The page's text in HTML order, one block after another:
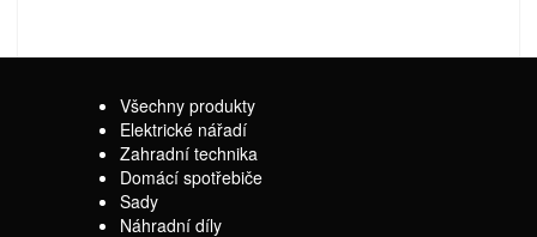
Všechny produkty
Elektrické nářadí
Zahradní technika
Domácí spotřebiče
Sady
Náhradní díly